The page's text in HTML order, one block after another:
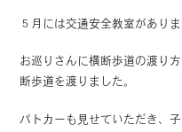
５月には交通安全教室がありま
お巡りさんに横断歩道の渡り
断歩道を渡りました。
パトカーも見せていただき、